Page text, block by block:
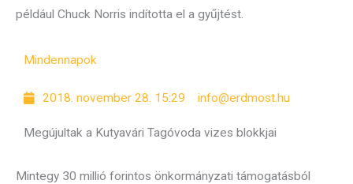
például Chuck Norris indította el a gyűjtést.
Mindennapok
2018. november 28. 15:29 info@erdmost.hu
Megújultak a Kutyavári Tagóvoda vizes blokkjai
Mintegy 30 millió forintos önkormányzati támogatásból